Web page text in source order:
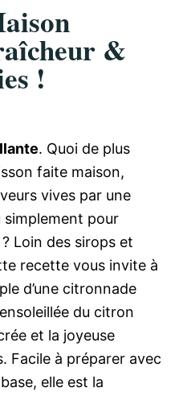
&
!
. Quoi de plus
faite maison,
vives par une
simplement pour
Loin des sirops et
recette vous invite à
d’une citronnade
du citron
et la joyeuse
Facile à préparer avec
elle est la